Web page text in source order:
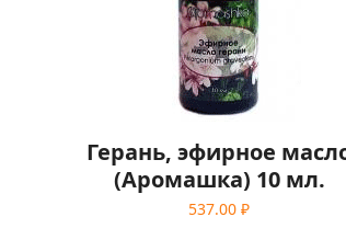
Герань, эфирное
(Аромашка) 10 мл.
537.00₽